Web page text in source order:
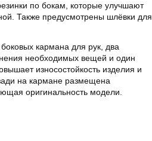
по бокам, которые улучшают
Также предусмотрены шлёвки для
кармана для рук, два
необходимых вещей и один
износостойкость изделия и
на кармане размещена
оригинальность модели.